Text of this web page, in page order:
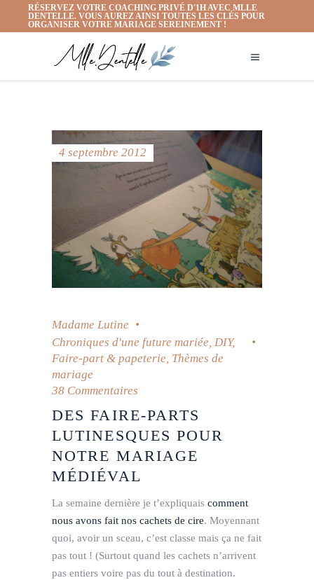
RÉSERVEZ VOTRE COACHING PRIVÉ D'1H AVEC MLLE
DENTELLE. VOUS AUREZ AINSI TOUTES LES CLÉS POUR
ORGANISER VOTRE MARIAGE SEREINEMENT !
4 septembre 2012
Madame Lutine
Chroniques d'une future mariée, DIY,
Faire-part & papeterie, Thèmes de
mariage
38 Commentaires
DES FAIRE-PARTS
LUTINESQUES POUR
NOTRE MARIAGE
MÉDIÉVAL
La semaine dernière je t’expliquais comment
nous avons fait nos cachets de cire. Moyennant
quoi, avoir un sceau, c’est classe mais ça ne fait
pas tout ! (Surtout quand les cachets n’arrivent
pas entiers voire pas du tout à destination.